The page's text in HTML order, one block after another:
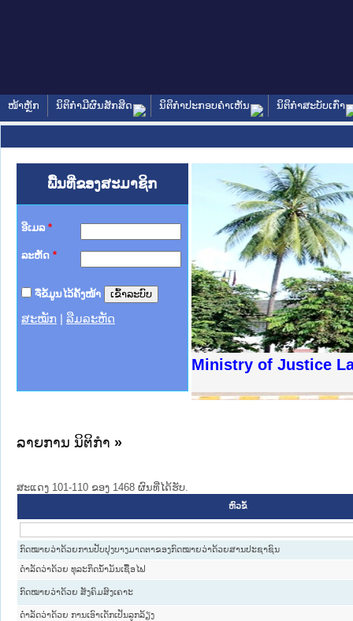
ໜ້າຫຼັກ ນິຕິກໍາມີຜົນສັກສິດ ນິຕິກໍາປະກອບຄໍາເຫັນ ນິຕິກໍາສະບັບເກົ່າ
ພື້ນທີ່ຂອງສະມາຊິກ
ອີເມລ *
ລະຫັດ *
ຈື່ຂໍ້ມູນໄວ້ຄັ້ງໜ້າ
ສະໝັກ ລືມລະຫັດ
Ministry of Justice
າຊົນ ພາກເໜືອ
ການ
ກາງ
ໃຕ້
ຕຳຫຼວດປະຊາຊົນ
ສັນຕິບານປະຊາຊົນ
ກເໜືອ
າຊົນ ພາກກາງ
ລາຍການ ນິຕິກໍາ »
ສະແດງ 101-110 ຂອງ 1468 ຜົນທີ່ໄດ້ຮັບ.
ຫົວຂໍ້
ກົດໝາຍວ່າດ້ວຍການປັບປຸງບາງມາດຕາຂອງກົດໝາຍວ່າດ້ວຍສານປະຊາຊົນ
ດຳລັດວ່າດ້ວຍ ທຸລະກິດນ້ຳມັນເຊື້ອໄຟ
ກົດໝາຍວ່າດ້ວຍ ສັງຄົມສົງເຄາະ
ດຳລັດວ່າດ້ວຍ ການເອົາເດັກເປັນລູກລ້ຽງ